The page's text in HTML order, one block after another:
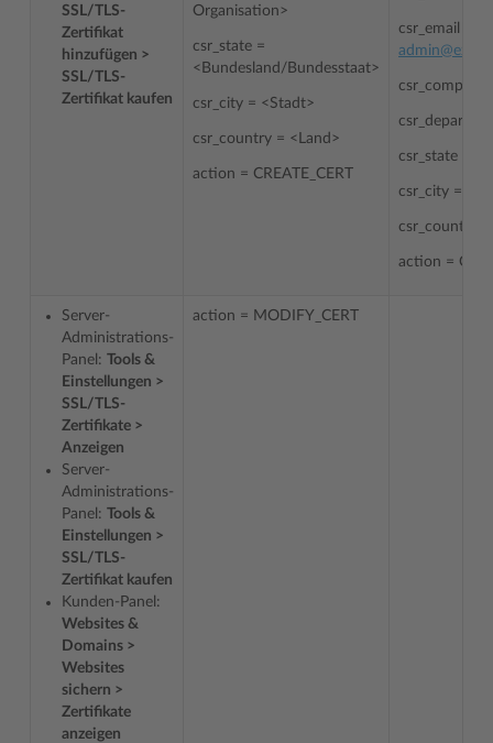
SSL/TLS-
Zertifikat
hinzufügen >
SSL/TLS-
Zertifikat kaufen
Organisation>
csr_state =
<Bundesland/Bundesstaat>
csr_city = <Stadt>
csr_country = <Land>
action = CREATE_CERT
csr_email =
admin@
csr_company
csr_state =
csr_city =
csr_country =
action =
Server-
Administrations-
Panel: Tools &
Einstellungen >
SSL/TLS-
Zertifikate >
Anzeigen
Server-
Administrations-
Panel: Tools &
Einstellungen >
SSL/TLS-
Zertifikat kaufen
Kunden-Panel:
Websites &
Domains >
Websites
sichern >
Zertifikate
anzeigen
action = MODIFY_CERT